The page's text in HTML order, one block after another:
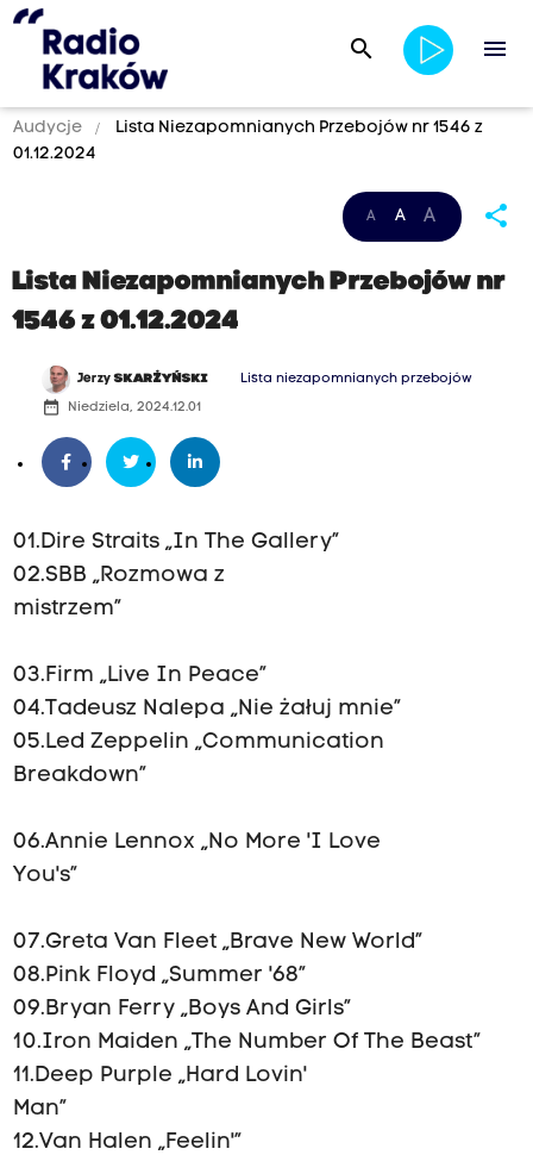
search menu
Audycje
Lista Niezapomnianych Przebojów nr 1546 z
01.12.2024
A A A share
Lista Niezapomnianych Przebojów nr
1546 z 01.12.2024
JerzySKARŻYŃSKI Lista niezapomnianych przebojów
date_range Niedziela, 2024.12.01
01.Dire Straits „In The Gallery”
02.SBB „Rozmowa z
03.Firm „Live In Peace”
04.Tadeusz Nalepa „Nie żałuj mnie”
05.Led Zeppelin „Communication
06.Annie Lennox „No More 'I Love
07.Greta Van Fleet „Brave New World”
08.Pink Floyd „Summer '68”
09.Bryan Ferry „Boys And Girls”
10.Iron Maiden „The Number Of The Beast”
11.Deep Purple „Hard Lovin'
Man”
12.Van Halen „Feelin'”